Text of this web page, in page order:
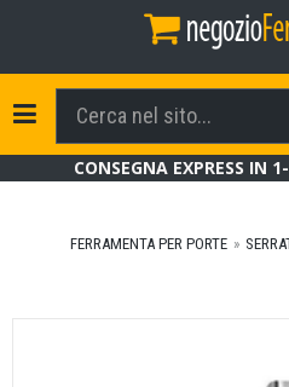
Toggle Navigation
CONSEGNA EXPRESS IN
FERRAMENTA PER PORTE